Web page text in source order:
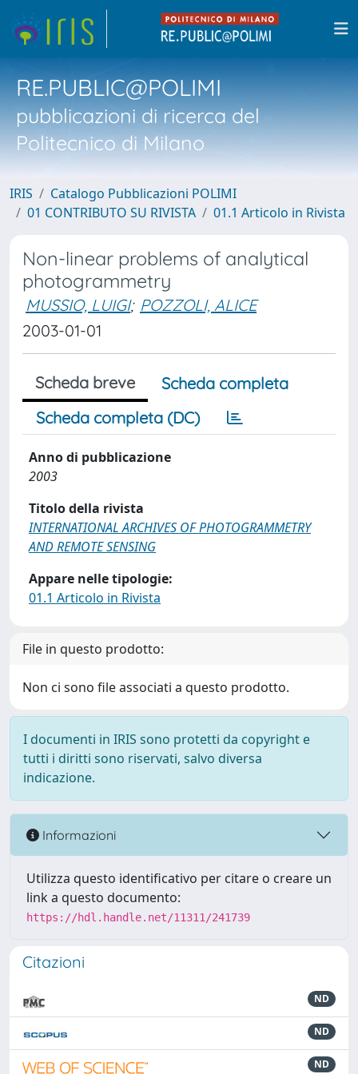
RE.PUBLIC@POLIMI
pubblicazioni di ricerca del
Politecnico di Milano
IRIS
Catalogo Pubblicazioni POLIMI
01 CONTRIBUTO SU RIVISTA
01.1 Articolo in Rivista
Non-linear problems of analytical
photogrammetry
MUSSIO, LUIGI; POZZOLI, ALICE
2003-01-01
Scheda breve
Scheda completa
Scheda completa (DC)
Anno di pubblicazione
2003
Titolo della rivista
INTERNATIONAL ARCHIVES OF PHOTOGRAMMETRY
AND REMOTE SENSING
Appare nelle tipologie:
01.1 Articolo in Rivista
File in questo prodotto:
Non ci sono file associati a questo prodotto.
I documenti in IRIS sono protetti da copyright e
tutti i diritti sono riservati, salvo diversa
indicazione.
Informazioni
Utilizza questo identificativo per citare o creare un
link a questo documento:
https://hdl.handle.net/11311/241739
Citazioni
ND
ND
ND